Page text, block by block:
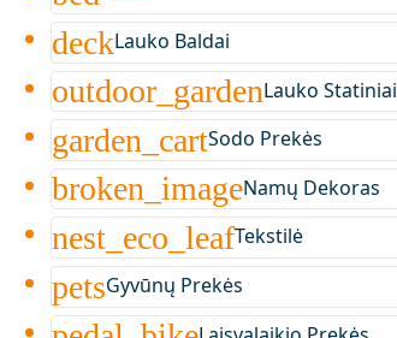
deckLauko Baldai
outdoor_gardenLauko Statiniai
garden_cartSodo Prekės
broken_imageNamų Dekoras
nest_eco_leafTekstilė
petsGyvūnų Prekės